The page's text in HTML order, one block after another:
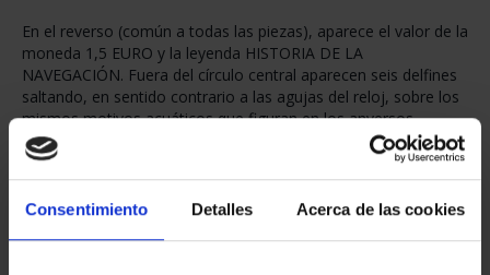
Consentimiento Detalles Acerca de las cookies
En el reverso (común a todas las piezas), aparece el valor de la
moneda 1,5 EURO y la leyenda HISTORIA DE LA
NAVEGACIÓN. Fuera del círculo central aparecen seis delfines
saltando, en sentido contrario a las agujas del reloj, sobre los
mismos motivos acuáticos que figuran en los anversos.
También le pueden interesar estos productos: